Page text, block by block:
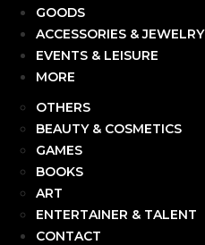
GOODS
ACCESSORIES & JEWELRY
EVENTS & LEISURE
MORE
OTHERS
BEAUTY & COSMETICS
GAMES
BOOKS
ART
ENTERTAINER & TALENT
CONTACT